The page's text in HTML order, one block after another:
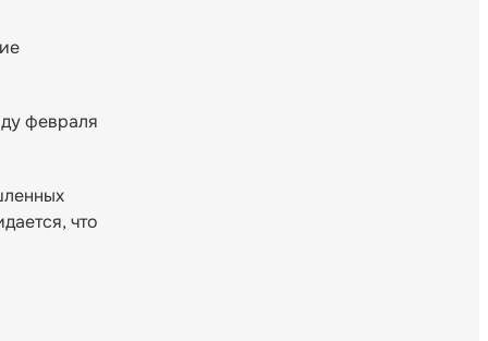
февраля
что